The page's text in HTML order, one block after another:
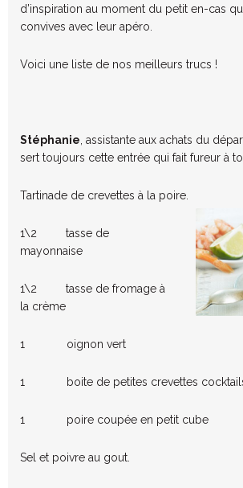
d’inspiration au moment du petit en-cas
convives avec leur apéro.
Voici une liste de nos meilleurs trucs !
Stéphanie , assistante aux achats du
sert toujours cette entrée qui fait fureur à
Tartinade de crevettes à la poire.
1\2 tasse de
mayonnaise
1\2 tasse de fromage à
la crème
1 oignon vert
1 boite de petites crevettes
1 poire coupée en petit cube
Sel et poivre au gout.